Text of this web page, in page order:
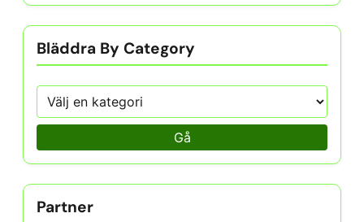
Bläddra By Category
Gå
Partner